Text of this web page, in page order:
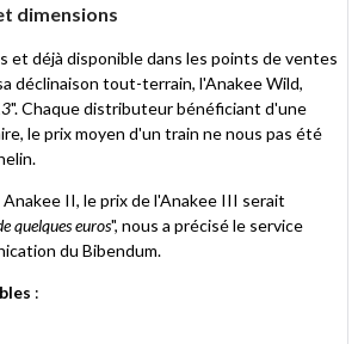
dimensions
et déjà disponible dans les points de ventes
déclinaison tout-terrain, l'Anakee Wild,
". Chaque distributeur bénéficiant d'une
le prix moyen d'un train ne nous pas été
II, le prix de l'Anakee III serait
quelques euros", nous a précisé le service
du Bibendum.
: